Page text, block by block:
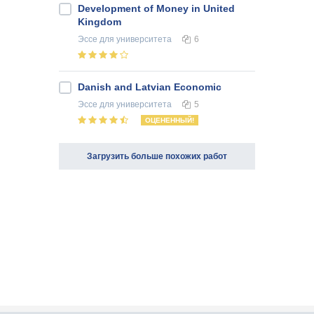
Development of Money in United
Kingdom
Эссе для университета 6
Danish and Latvian Economic
Эссе для университета 5
ОЦЕНЕННЫЙ!
Загрузить больше похожих работ